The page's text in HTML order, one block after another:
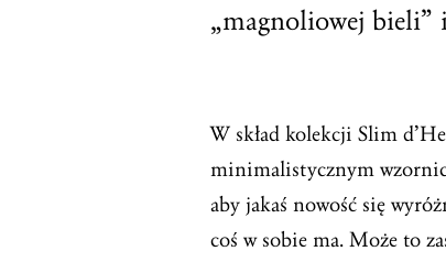
„magnoliowej bieli”
W skład kolekcji Slim
minimalistycznym
aby jakaś nowość się
coś w sobie ma. Może to